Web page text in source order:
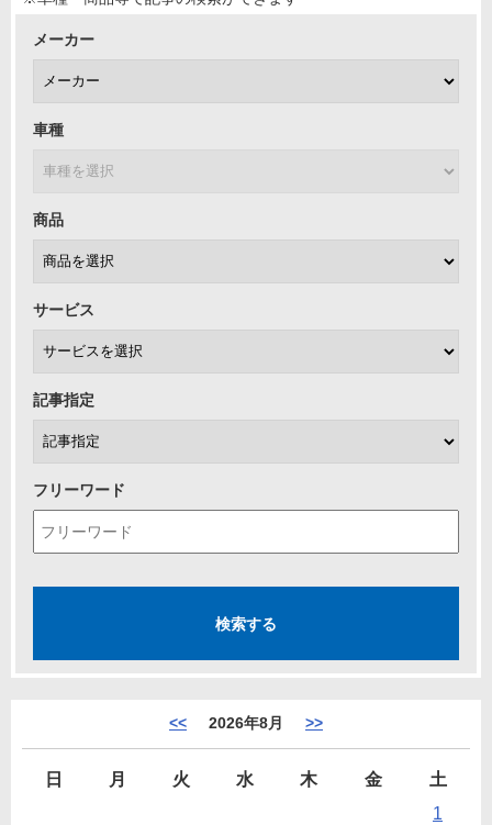
メーカー
車種
商品
サービス
記事指定
フリーワード
<< 2026年8月 >>
日 月 火 水 木 金
土
1